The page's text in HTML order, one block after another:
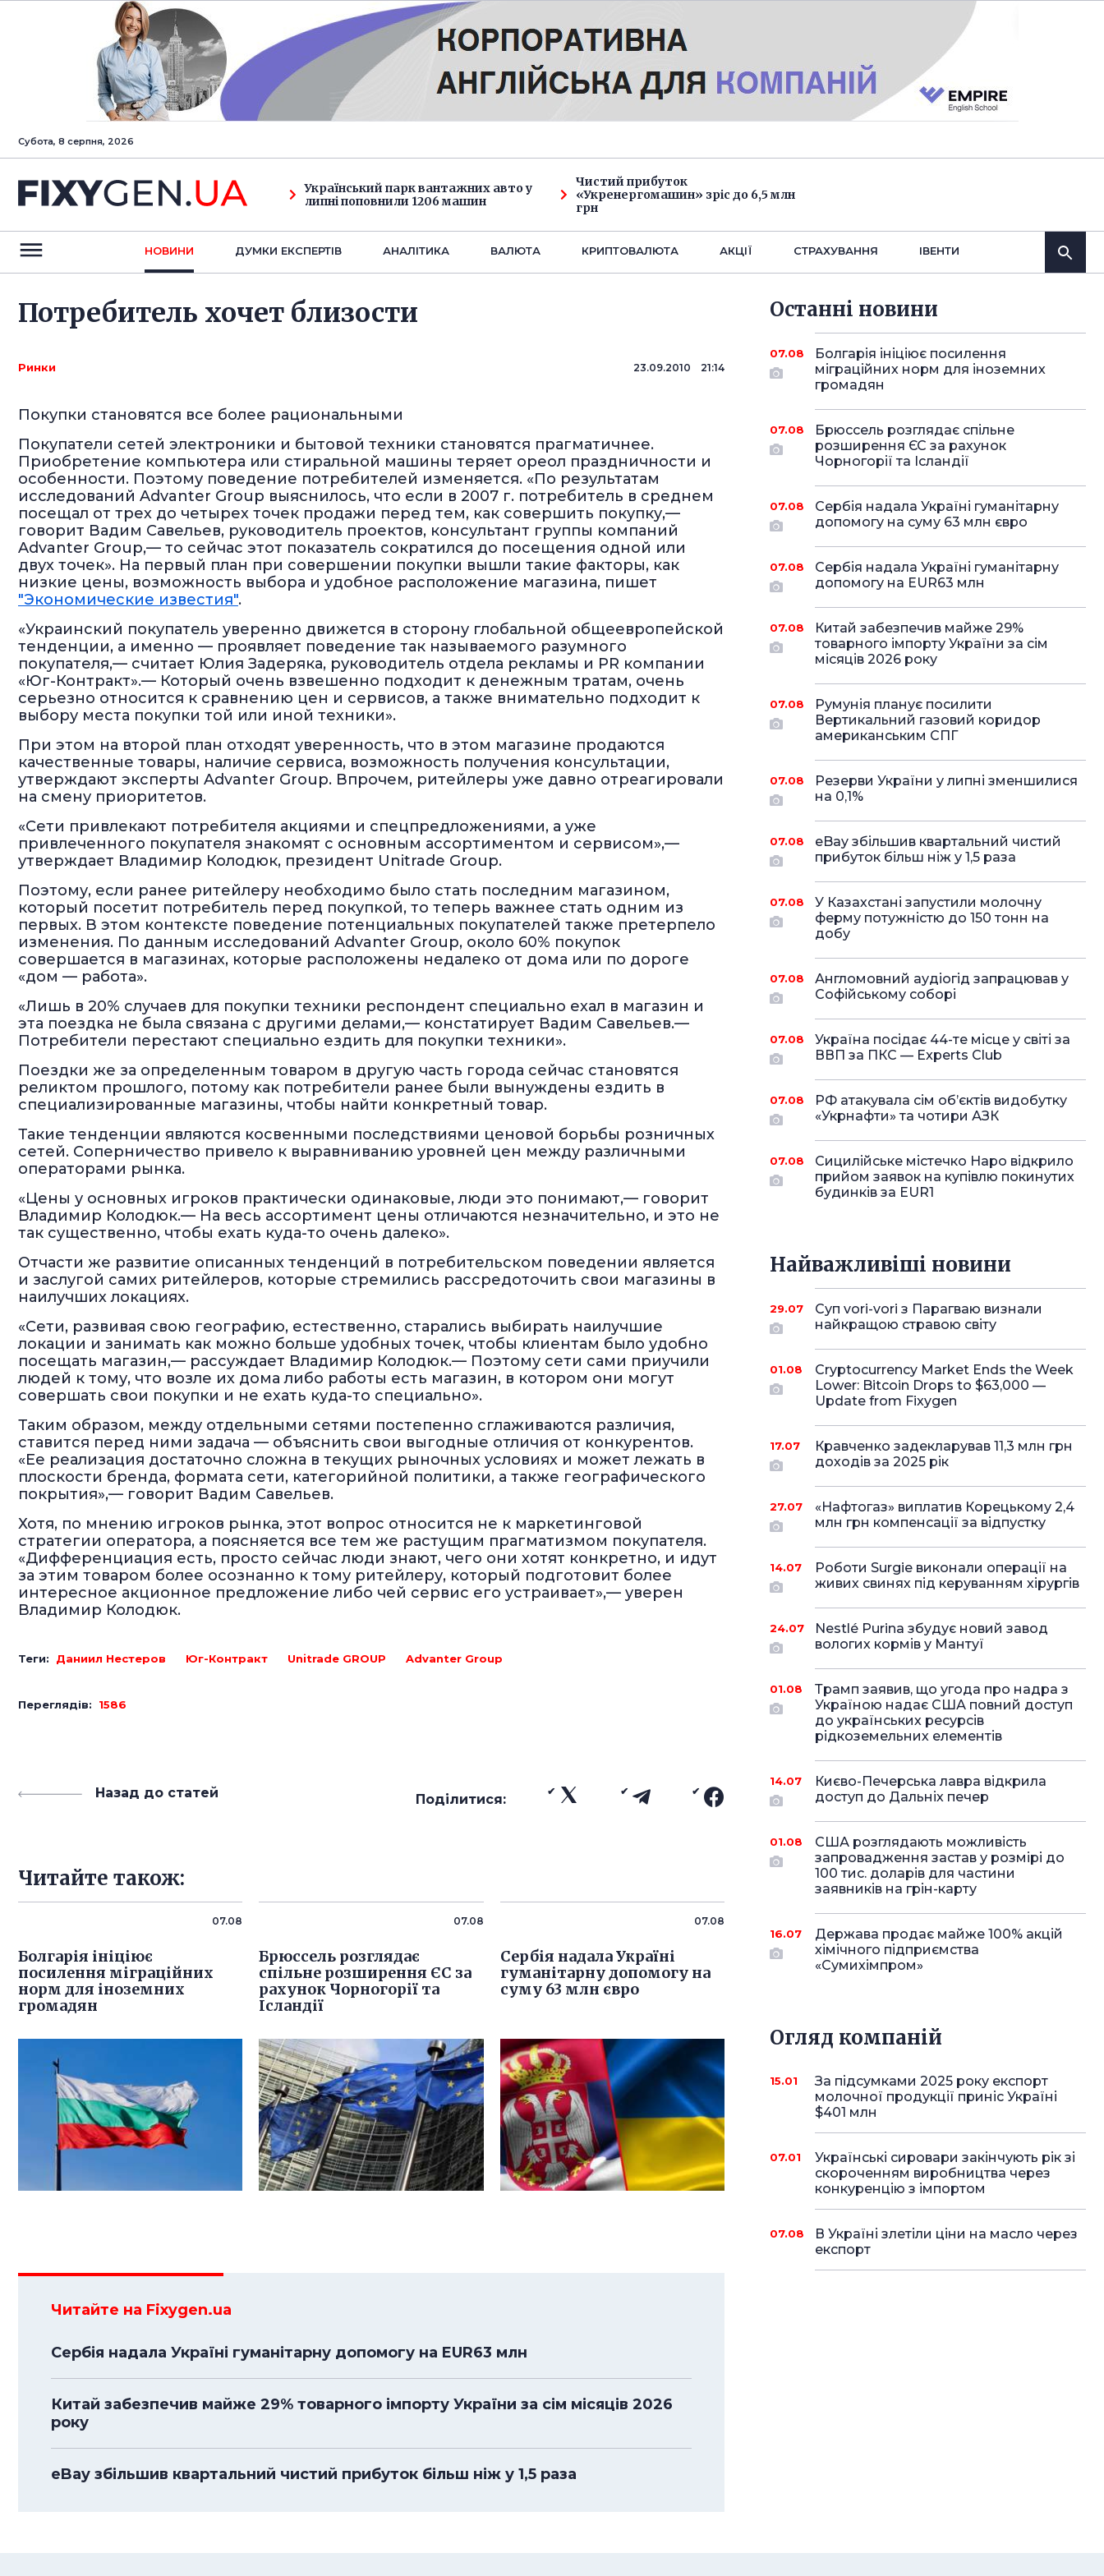
Субота, 8 серпня, 2026
Український парк вантажних авто у
липні поповнили 1206 машин
Чистий прибуток
«Укренергомашин» зріс до 6,5 млн
грн
НОВИНИ ДУМКИ ЕКСПЕРТIВ АНАЛIТИКА ВАЛЮТА КРИПТОВАЛЮТА АКЦІЇ СТРАХУВАННЯ IВЕНТИ
Потребитель хочет близости
Ринки 23.09.2010 21:14
Покупки становятся все более рациональными
Покупатели сетей электроники и бытовой техники становятся прагматичнее.
Приобретение компьютера или стиральной машины теряет ореол праздничности и
особенности. Поэтому поведение потребителей изменяется. «По результатам
исследований Advanter Group выяснилось, что если в 2007 г. потребитель в среднем
посещал от трех до четырех точек продажи перед тем, как совершить покупку,—
говорит Вадим Савельев, руководитель проектов, консультант группы компаний
Advanter Group,— то сейчас этот показатель сократился до посещения одной или
двух точек». На первый план при совершении покупки вышли такие факторы, как
низкие цены, возможность выбора и удобное расположение магазина, пишет
"Экономические известия".
«Украинский покупатель уверенно движется в сторону глобальной общеевропейской
тенденции, а именно — проявляет поведение так называемого разумного
покупателя,— считает Юлия Задеряка, руководитель отдела рекламы и PR компании
«Юг-Контракт».— Который очень взвешенно подходит к денежным тратам, очень
серьезно относится к сравнению цен и сервисов, а также внимательно подходит к
выбору места покупки той или иной техники».
При этом на второй план отходят уверенность, что в этом магазине продаются
качественные товары, наличие сервиса, возможность получения консультации,
утверждают эксперты Advanter Group. Впрочем, ритейлеры уже давно отреагировали
на смену приоритетов.
«Сети привлекают потребителя акциями и спецпредложениями, а уже
привлеченного покупателя знакомят с основным ассортиментом и сервисом»,—
утверждает Владимир Колодюк, президент Unitrade Group.
Поэтому, если ранее ритейлеру необходимо было стать последним магазином,
который посетит потребитель перед покупкой, то теперь важнее стать одним из
первых. В этом контексте поведение потенциальных покупателей также претерпело
изменения. По данным исследований Advanter Group, около 60% покупок
совершается в магазинах, которые расположены недалеко от дома или по дороге
«дом — работа».
«Лишь в 20% случаев для покупки техники респондент специально ехал в магазин и
эта поездка не была связана с другими делами,— констатирует Вадим Савельев.—
Потребители перестают специально ездить для покупки техники».
Поездки же за определенным товаром в другую часть города сейчас становятся
реликтом прошлого, потому как потребители ранее были вынуждены ездить в
специализированные магазины, чтобы найти конкретный товар.
Такие тенденции являются косвенными последствиями ценовой борьбы розничных
сетей. Соперничество привело к выравниванию уровней цен между различными
операторами рынка.
«Цены у основных игроков практически одинаковые, люди это понимают,— говорит
Владимир Колодюк.— На весь ассортимент цены отличаются незначительно, и это не
так существенно, чтобы ехать куда-то очень далеко».
Отчасти же развитие описанных тенденций в потребительском поведении является
и заслугой самих ритейлеров, которые стремились рассредоточить свои магазины в
наилучших локациях.
«Сети, развивая свою географию, естественно, старались выбирать наилучшие
локации и занимать как можно больше удобных точек, чтобы клиентам было удобно
посещать магазин,— рассуждает Владимир Колодюк.— Поэтому сети сами приучили
людей к тому, что возле их дома либо работы есть магазин, в котором они могут
совершать свои покупки и не ехать куда-то специально».
Таким образом, между отдельными сетями постепенно сглаживаются различия,
ставится перед ними задача — объяснить свои выгодные отличия от конкурентов.
«Ее реализация достаточно сложна в текущих рыночных условиях и может лежать в
плоскости бренда, формата сети, категорийной политики, а также географического
покрытия»,— говорит Вадим Савельев.
Хотя, по мнению игроков рынка, этот вопрос относится не к маркетинговой
стратегии оператора, а поясняется все тем же растущим прагматизмом покупателя.
«Дифференциация есть, просто сейчас люди знают, чего они хотят конкретно, и идут
за этим товаром более осознанно к тому ритейлеру, который подготовит более
интересное акционное предложение либо чей сервис его устраивает»,— уверен
Владимир Колодюк.
Теги: Даниил Нестеров Юг-Контракт Unitrade GROUP Advanter Group
Переглядів: 1586
Назад до статей Поділитися:
Читайте також:
07.08
Болгарія ініціює
посилення міграційних
норм для іноземних
громадян
07.08
Брюссель розглядає
спільне розширення ЄС за
рахунок Чорногорії та
Ісландії
07.08
Сербія надала Україні
гуманітарну допомогу на
суму 63 млн євро
Читайте на Fixygen.ua
Сербія надала Україні гуманітарну допомогу на EUR63 млн
Китай забезпечив майже 29% товарного імпорту України за сім місяців 2026
року
eBay збільшив квартальний чистий прибуток більш ніж у 1,5 раза
Останнi новини
07.08
Болгарія ініціює посилення
міграційних норм для іноземних
громадян
07.08
Брюссель розглядає спільне
розширення ЄС за рахунок
Чорногорії та Ісландії
07.08
Сербія надала Україні гуманітарну
допомогу на суму 63 млн євро
07.08
Сербія надала Україні гуманітарну
допомогу на EUR63 млн
07.08
Китай забезпечив майже 29%
товарного імпорту України за сім
місяців 2026 року
07.08
Румунія планує посилити
Вертикальний газовий коридор
американським СПГ
07.08
Резерви України у липні зменшилися
на 0,1%
07.08
eBay збільшив квартальний чистий
прибуток більш ніж у 1,5 раза
07.08
У Казахстані запустили молочну
ферму потужністю до 150 тонн на
добу
07.08
Англомовний аудіогід запрацював у
Софійському соборі
07.08
Україна посідає 44-те місце у світі за
ВВП за ПКС — Experts Club
07.08
РФ атакувала сім об’єктів видобутку
«Укрнафти» та чотири АЗК
07.08
Сицилійське містечко Наро відкрило
прийом заявок на купівлю покинутих
будинків за EUR1
Найважливіші новини
29.07
Суп vori-vori з Парагваю визнали
найкращою стравою світу
01.08
Cryptocurrency Market Ends the Week
Lower: Bitcoin Drops to $63,000 —
Update from Fixygen
17.07
Кравченко задекларував 11,3 млн грн
доходів за 2025 рік
27.07
«Нафтогаз» виплатив Корецькому 2,4
млн грн компенсації за відпустку
14.07
Роботи Surgie виконали операції на
живих свинях під керуванням хірургів
24.07
Nestlé Purina збудує новий завод
вологих кормів у Мантуї
01.08
Трамп заявив, що угода про надра з
Україною надає США повний доступ
до українських ресурсів
рідкоземельних елементів
14.07
Києво-Печерська лавра відкрила
доступ до Дальніх печер
01.08
США розглядають можливість
запровадження застав у розмірі до
100 тис. доларів для частини
заявників на грін-карту
16.07
Держава продає майже 100% акцій
хімічного підприємства
«Сумихімпром»
Огляд компаній
15.01
За підсумками 2025 року експорт
молочної продукції приніс Україні
$401 млн
07.01
Українські сировари закінчують рік зі
скороченням виробництва через
конкуренцію з імпортом
07.08
В Україні злетіли ціни на масло через
експорт